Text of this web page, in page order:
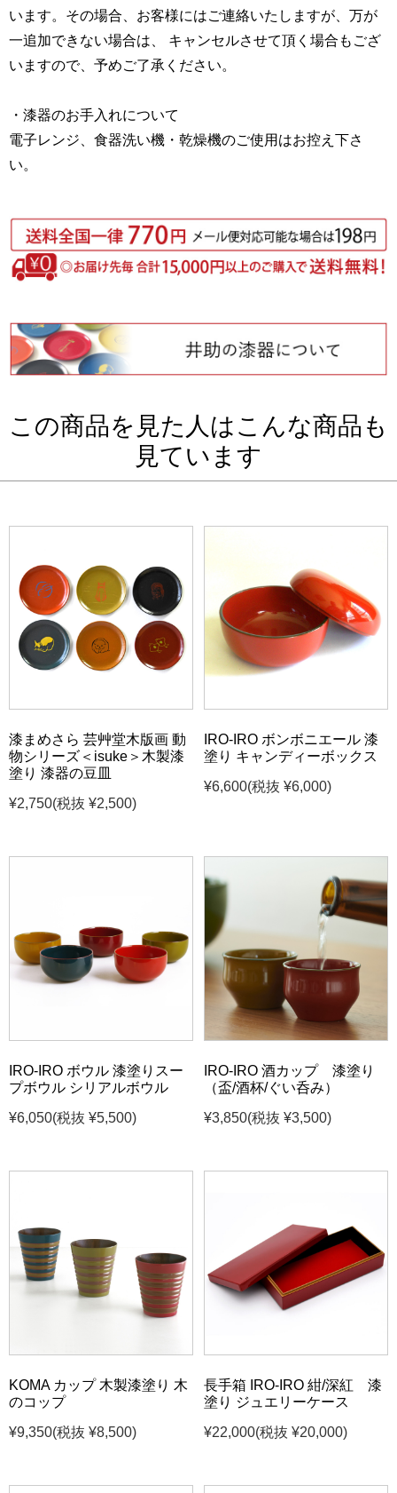
います。その場合、お客様にはご連絡いたしますが、万が
一追加できない場合は、 キャンセルさせて頂く場合もござ
いますので、予めご了承ください。
・漆器のお手入れについて
電子レンジ、食器洗い機・乾燥機のご使用はお控え下さ
い。
この商品を見た人はこんな商品も
見ています
漆まめさら 芸艸堂木版画 動
物シリーズ＜isuke＞木製漆
塗り 漆器の豆皿
¥2,750(税抜 ¥2,500)
IRO-IRO ボンボニエール 漆
塗り キャンディーボックス
¥6,600(税抜 ¥6,000)
IRO-IRO ボウル 漆塗りスー
プボウル シリアルボウル
¥6,050(税抜 ¥5,500)
IRO-IRO 酒カップ 漆塗り
（盃/酒杯/ぐい呑み）
¥3,850(税抜 ¥3,500)
KOMA カップ 木製漆塗り 木
のコップ
¥9,350(税抜 ¥8,500)
長手箱 IRO-IRO 紺/深紅 漆
塗り ジュエリーケース
¥22,000(税抜 ¥20,000)